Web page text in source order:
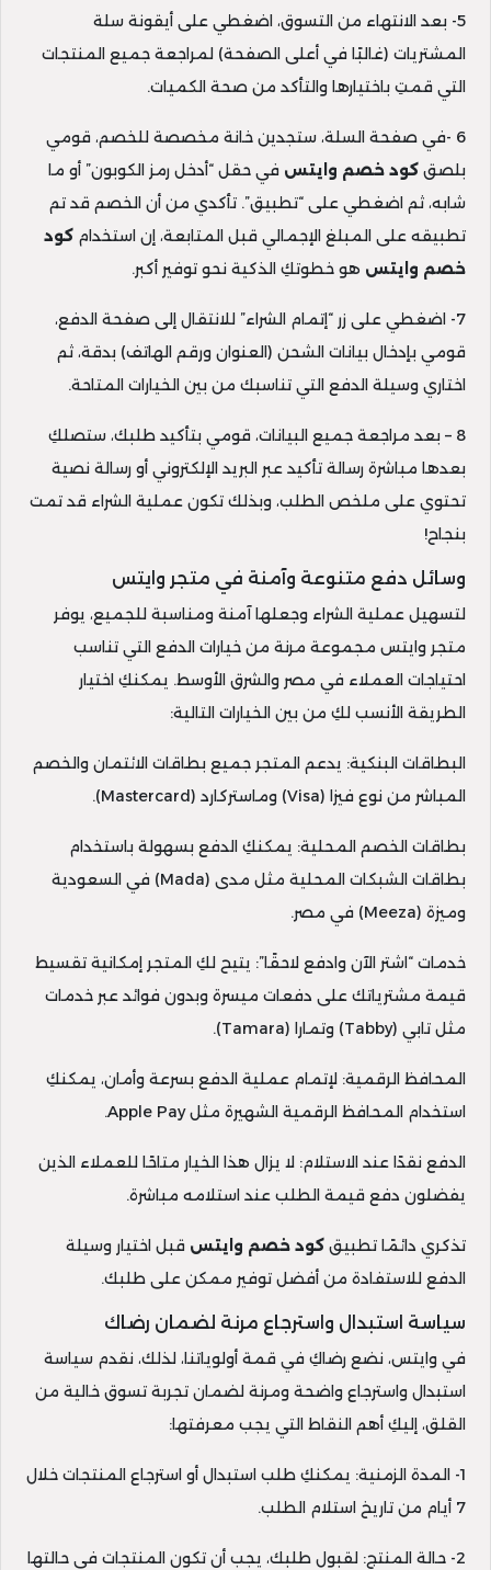
5- بعد الانتهاء من التسوق، اضغطي على أيقونة سلة
المشتريات (غالبًا في أعلى الصفحة) لمراجعة جميع المنتجات
التي قمتِ باختيارها والتأكد من صحة الكميات.
6 -في صفحة السلة، ستجدين خانة مخصصة للخصم، قومي
بلصق كود خصم وايتس في حقل “أدخل رمز الكوبون” أو ما
شابه، ثم اضغطي على “تطبيق”. تأكدي من أن الخصم قد تم
تطبيقه على المبلغ الإجمالي قبل المتابعة، إن استخدام كود
خصم وايتس هو خطوتكِ الذكية نحو توفير أكبر.
7- اضغطي على زر “إتمام الشراء” للانتقال إلى صفحة الدفع،
قومي بإدخال بيانات الشحن (العنوان ورقم الهاتف) بدقة، ثم
اختاري وسيلة الدفع التي تناسبك من بين الخيارات المتاحة.
8 – بعد مراجعة جميع البيانات، قومي بتأكيد طلبك، ستصلكِ
بعدها مباشرة رسالة تأكيد عبر البريد الإلكتروني أو رسالة نصية
تحتوي على ملخص الطلب، وبذلك تكون عملية الشراء قد تمت
بنجاح!
وسائل دفع متنوعة وآمنة في متجر وايتس
لتسهيل عملية الشراء وجعلها آمنة ومناسبة للجميع، يوفر
متجر وايتس مجموعة مرنة من خيارات الدفع التي تناسب
احتياجات العملاء في مصر والشرق الأوسط. يمكنكِ اختيار
الطريقة الأنسب لكِ من بين الخيارات التالية:
البطاقات البنكية: يدعم المتجر جميع بطاقات الائتمان والخصم
المباشر من نوع فيزا (Visa) وماستركارد (Mastercard).
بطاقات الخصم المحلية: يمكنكِ الدفع بسهولة باستخدام
بطاقات الشبكات المحلية مثل مدى (Mada) في السعودية
وميزة (Meeza) في مصر.
خدمات “اشتر الآن وادفع لاحقًا”: يتيح لكِ المتجر إمكانية تقسيط
قيمة مشترياتك على دفعات ميسرة وبدون فوائد عبر خدمات
مثل تابي (Tabby) وتمارا (Tamara).
المحافظ الرقمية: لإتمام عملية الدفع بسرعة وأمان، يمكنكِ
استخدام المحافظ الرقمية الشهيرة مثل Apple Pay.
الدفع نقدًا عند الاستلام: لا يزال هذا الخيار متاحًا للعملاء الذين
يفضلون دفع قيمة الطلب عند استلامه مباشرة.
تذكري دائمًا تطبيق كود خصم وايتس قبل اختيار وسيلة
الدفع للاستفادة من أفضل توفير ممكن على طلبك.
سياسة استبدال واسترجاع مرنة لضمان رضاك
في وايتس، نضع رضاكِ في قمة أولوياتنا، لذلك، نقدم سياسة
استبدال واسترجاع واضحة ومرنة لضمان تجربة تسوق خالية من
القلق، إليكِ أهم النقاط التي يجب معرفتها:
1- المدة الزمنية: يمكنكِ طلب استبدال أو استرجاع المنتجات خلال
7 أيام من تاريخ استلام الطلب.
2- حالة المنتج: لقبول طلبك، يجب أن تكون المنتجات في حالتها